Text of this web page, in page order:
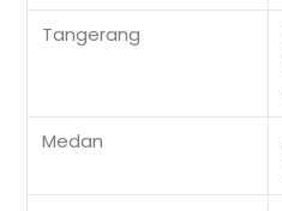
Tangerang
Medan